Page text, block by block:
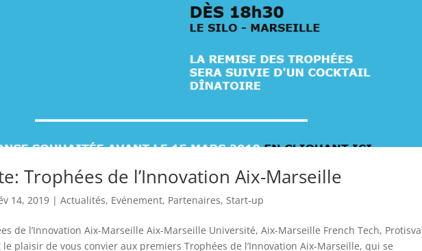
Trophées de l’Innovation Aix-Marseille
14, 2019 |Actualités, Evénement, Partenaires,Start-up
de l’Innovation Aix-Marseille Aix-Marseille Université, Aix-Marseille French Tech,
le plaisir de vous convier aux premiers Trophées de l’Innovation Aix-Marseille, qui se